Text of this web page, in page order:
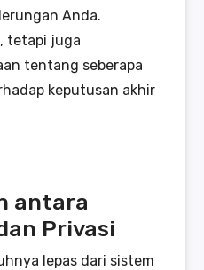
Anda.
tetapi juga
tentang seberapa
keputusan akhir
antara
Privasi
lepas dari sistem